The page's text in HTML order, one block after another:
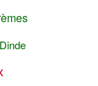
Dinde